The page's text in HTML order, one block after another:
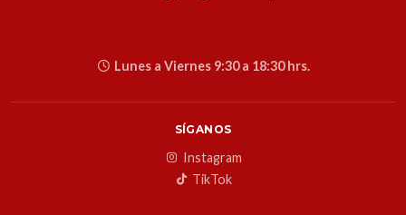
Lunes a Viernes 9:30 a 18:30 hrs.
SÍGANOS
Instagram
TikTok